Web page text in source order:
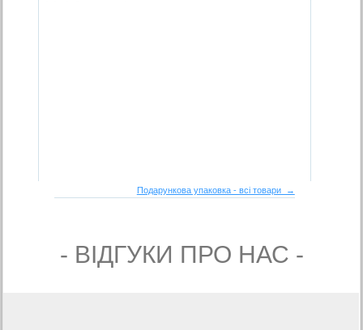
Подарункова упаковка - всі товари →
- ВIДГУКИ ПРО НАС -